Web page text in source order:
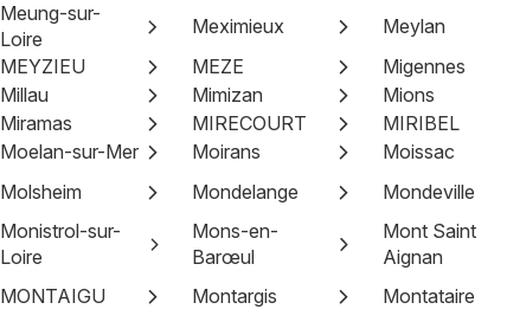
Meung-sur-
Loire
Meximieux
Meylan
MEYZIEU MEZE
Migennes
Millau Mimizan
Mions
Miramas MIRECOURT
MIRIBEL
Moelan-sur-Mer Moirans
Moissac
Molsheim Mondelange Mondeville
Monistrol-sur-
Loire
Mons-en-
Barœul
Mont Saint
Aignan
MONTAIGU Montargis
Montataire